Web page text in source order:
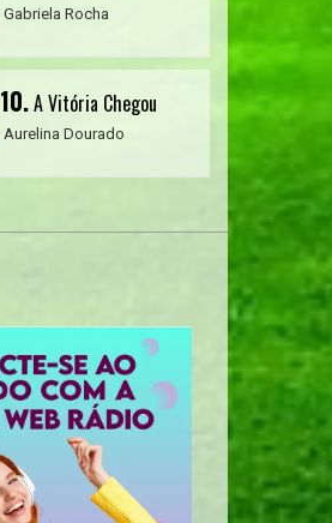
Gabriela Rocha
10.A Vitória Chegou
Aurelina Dourado